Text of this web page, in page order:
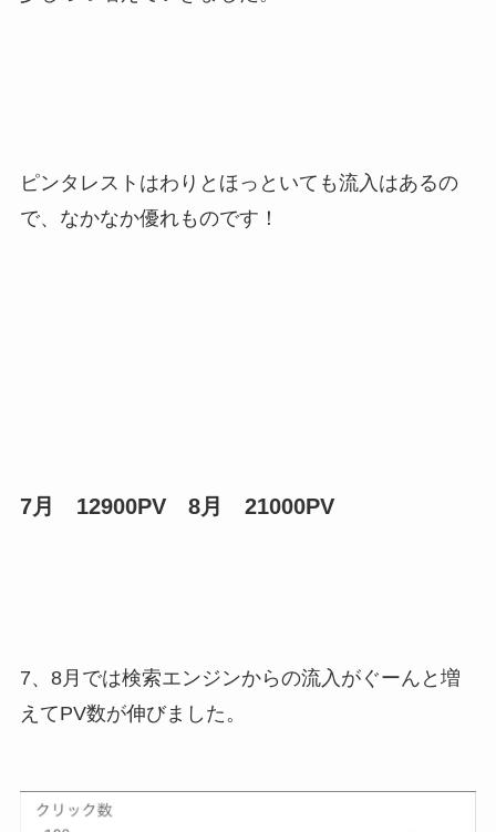
ピンタレストはわりとほっといても流入はあるの
で、なかなか優れものです！
7月 12900PV 8月 21000PV
7、8月では検索エンジンからの流入がぐーんと増
えてPV数が伸びました。